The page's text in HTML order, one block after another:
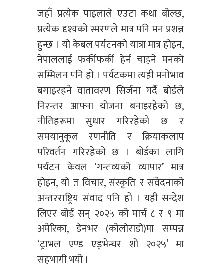
जहाँ प्रत्येक पाइलाले एउटा कथा बोल्छ,
प्रत्येक दृश्यको स्मरणले मात्र पनि मन प्रशन्न
हुन्छ । यो केबल पर्यटनको यात्रा मात्र होइन,
नेपाललाई फर्कीफर्की हेर्न चाहने मनको
सम्मिलन पनि हो । पर्यटकमा त्यही मनोभाव
बगाइरहने वातावरण सिर्जना गर्दै बोर्डले
निरन्तर आफ्ना योजना बनाइरहेको छ,
नीतिहरूमा सुधार गरिरहेको छ र
समयानुकूल रणनीति र क्रियाकलाप
परिवर्तन गरिरहेको छ । बोर्डका लागि
पर्यटन केवल ‘गन्तव्यको व्यापार’ मात्र
होइन, यो त विचार, संस्कृति र संवेदनाको
अन्तरराष्ट्रिय संवाद पनि हो । यही सन्देश
लिएर बोर्ड सन् २०२५ को मार्च ८ र ९ मा
अमेरिका, डेनभर (कोलोराडो)मा सम्पन्न
‘ट्राभल एण्ड एड्भेन्चर शो २०२५’ मा
सहभागी भयो ।